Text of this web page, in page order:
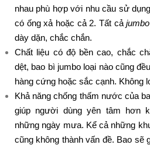
nhau phù hợp với nhu cầu sử
có ống xả hoặc cả 2. Tất cả
dày dặn, chắc chắn.
Chất liệu có độ bền cao, chắc
dệt, bao bì jumbo loại nào cũng
hàng cứng hoặc sắc cạnh. Không
Khả năng chống thấm nước của
giúp người dùng yên tâm hơn
những ngày mưa. Kể cả những
cũng không thành vấn đề. Bao sẽ